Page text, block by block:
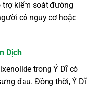
trợ kiểm soát đường
có nguy cơ hoặc
Dịch
trong Ý Dĩ có
đau. Đồng thời, Ý Dĩ